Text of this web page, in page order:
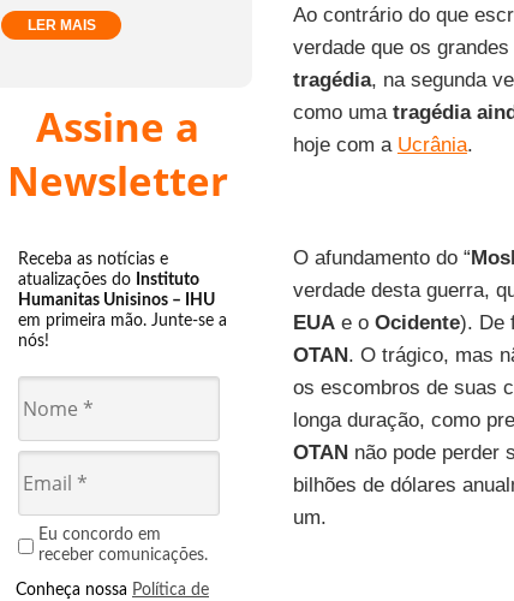
LER MAIS
Assine a
Newsletter
Receba as notícias e
atualizações do Instituto
Humanitas Unisinos – IHU
em primeira mão. Junte-se a
nós!
Eu concordo em
receber comunicações.
Conheça nossa Política de
Ao contrário do que
verdade que os
tragédia, na segunda
como uma tragédia
hoje com a Ucrânia.
O afundamento do “
verdade desta guerra,
EUAe o Ocidente). De
OTAN. O trágico, mas
os escombros de suas
longa duração, como
OTANnão pode perder
bilhões de dólares
um.